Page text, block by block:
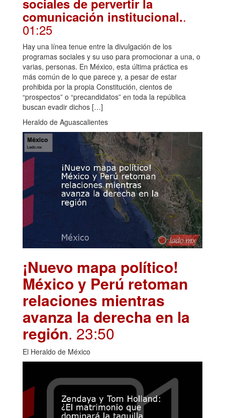
sociales de pervertir la
comunicación institucional..
01:25
Hay una línea tenue entre la divulgación de los
programas sociales y su uso para promocionar a una, o
varias, personas. En México, esta última práctica es
más común de lo que parece y, a pesar de estar
prohibida por la propia Constitución, cientos de
“prospectos” o “precandidatos” en toda la república
buscan evadir dichos […]
Heraldo de Aguascalientes
¡Nuevo mapa político!
México y Perú retoman
relaciones mientras
avanza la derecha en la
región. 23:50
El Heraldo de México